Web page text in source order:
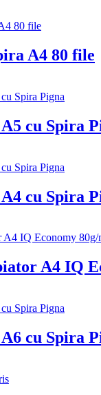
A4 80 file
cu Spira
cu Spira
A4 IQ
cu Spira